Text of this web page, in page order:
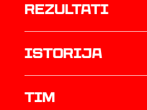
rezultati
istorija
TIM